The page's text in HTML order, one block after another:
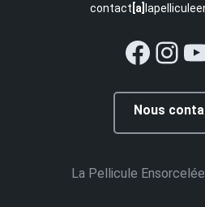
contact [a]
Nous
La Pellicule Ensorcelée